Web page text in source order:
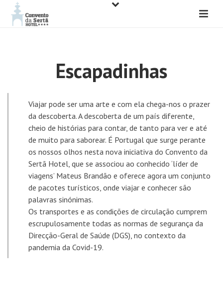
Escapadinhas
Viajar pode ser uma arte e com ela chega-nos o prazer
da descoberta. A descoberta de um país diferente,
cheio de histórias para contar, de tanto para ver e até
de muito para saborear. É Portugal que surge perante
os nossos olhos nesta nova iniciativa do Convento da
Sertã Hotel, que se associou ao conhecido ‘líder de
viagens’ Mateus Brandão e oferece agora um conjunto
de pacotes turísticos, onde viajar e conhecer são
palavras sinónimas.
Os transportes e as condições de circulação cumprem
escrupulosamente todas as normas de segurança da
Direcção-Geral de Saúde (DGS), no contexto da
pandemia da Covid-19.